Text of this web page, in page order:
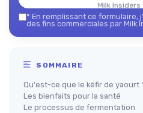
Milk
* En remplissant ce formulaire,
des fins commerciales par Milk
SOMMAIRE
Qu'est-ce que le kéfir de yaourt
Les bienfaits pour la santé
Le processus de fermentation